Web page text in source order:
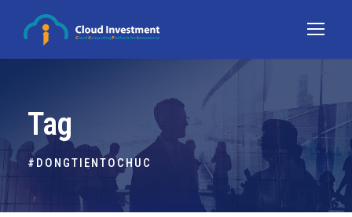
Tag
#DONGTIENTOCHUC